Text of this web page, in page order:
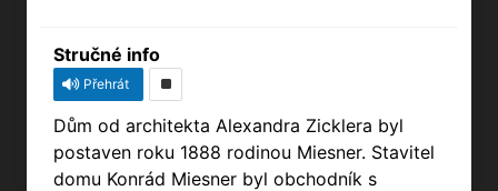
Stručné info
Přehrát
Dům od architekta Alexandra Zicklera byl
postaven roku 1888 rodinou Miesner. Stavitel
domu Konrád Miesner byl obchodník s